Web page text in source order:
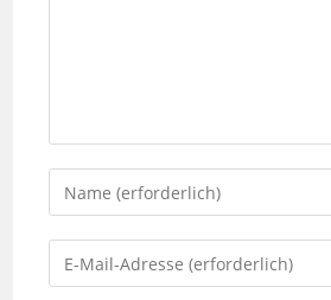
Gib
deinen
Namen
oder
Gib
deine